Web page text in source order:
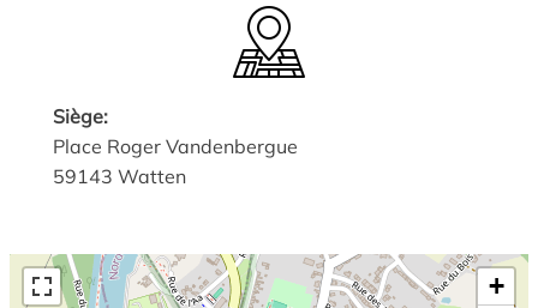
Siège:
Place Roger Vandenbergue
59143 Watten
+